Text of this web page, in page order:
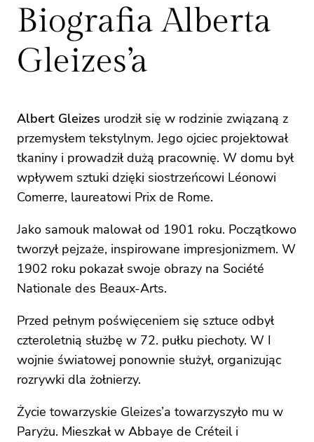
Biografia Alberta
Gleizes’a
Albert Gleizes urodził się w rodzinie związaną z
przemysłem tekstylnym. Jego ojciec projektował
tkaniny i prowadził dużą pracownię. W domu był
wpływem sztuki dzięki siostrzeńcowi Léonowi
Comerre, laureatowi Prix de Rome.
Jako samouk malował od 1901 roku. Początkowo
tworzył pejzaże, inspirowane impresjonizmem. W
1902 roku pokazał swoje obrazy na Société
Nationale des Beaux-Arts.
Przed pełnym poświęceniem się sztuce odbył
czteroletnią służbę w 72. pułku piechoty. W I
wojnie światowej ponownie służył, organizując
rozrywki dla żołnierzy.
Życie towarzyskie Gleizes’a towarzyszyło mu w
Paryżu. Mieszkał w Abbaye de Créteil i